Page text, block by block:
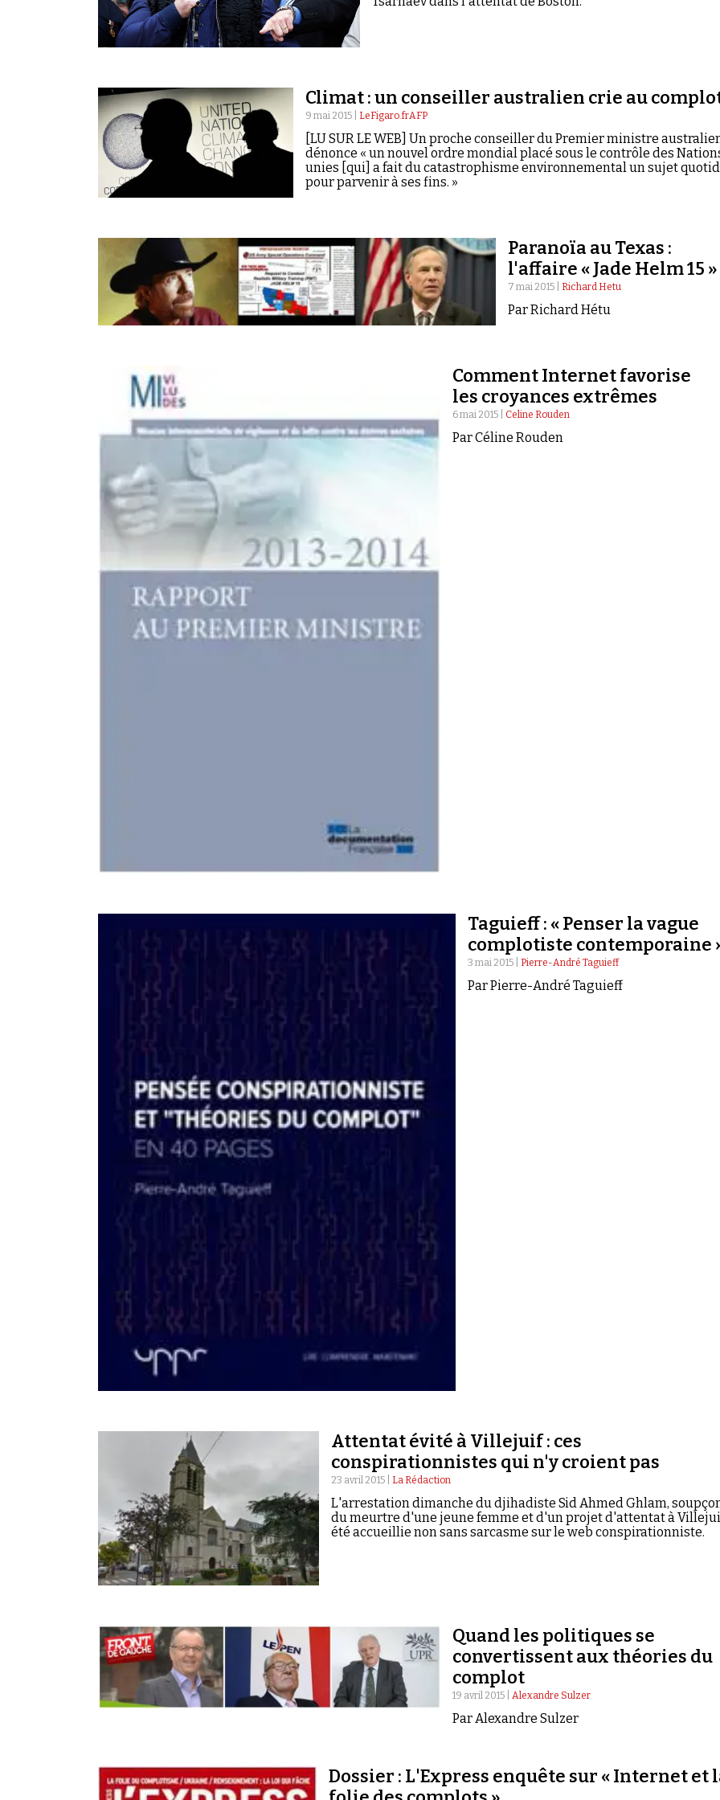
Climat : un conseiller australien crie au
9 mai 2015 | LeFigaro.frAFP
[LU SUR LE WEB] Un proche conseiller du Premier ministre
dénonce « un nouvel ordre mondial placé sous le contrôle des
unies [qui] a fait du catastrophisme environnemental un sujet
pour parvenir à ses fins. »
Paranoïa au Texas :
l'affaire « Jade Helm 15 »
7 mai 2015 | Richard Hetu
Par Richard Hétu
Comment Internet favorise
les croyances extrêmes
6 mai 2015 | Celine Rouden
Par Céline Rouden
Taguieff : « Penser la vague
complotiste contemporaine
3 mai 2015 | Pierre-André Taguieff
Par Pierre-André Taguieff
Attentat évité à Villejuif : ces
conspirationnistes qui n'y croient pas
23 avril 2015 | La Rédaction
L'arrestation dimanche du djihadiste Sid Ahmed Ghlam,
du meurtre d'une jeune femme et d'un projet d'attentat à
été accueillie non sans sarcasme sur le web conspirationniste.
Quand les politiques se
convertissent aux théories du
complot
19 avril 2015 |Alexandre Sulzer
Par Alexandre Sulzer
Dossier : L'Express enquête sur « Internet et